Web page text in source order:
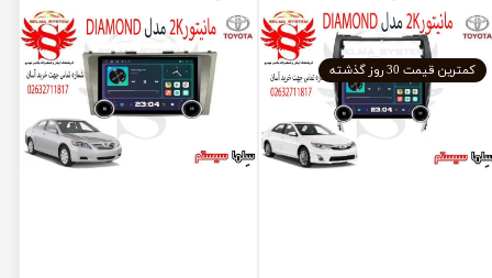
۴۵,۹۰۰,۰۰۰ تومان ۴۵,۹۰۰,۰۰۰ تومان
کمترین قیمت 30 روز گذشته